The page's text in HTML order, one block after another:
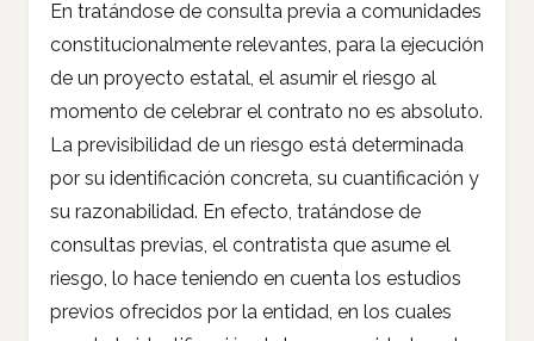
En tratándose de consulta previa a comunidades
constitucionalmente relevantes, para la ejecución
de un proyecto estatal, el asumir el riesgo al
momento de celebrar el contrato no es absoluto.
La previsibilidad de un riesgo está determinada
por su identificación concreta, su cuantificación y
su razonabilidad. En efecto, tratándose de
consultas previas, el contratista que asume el
riesgo, lo hace teniendo en cuenta los estudios
previos ofrecidos por la entidad, en los cuales